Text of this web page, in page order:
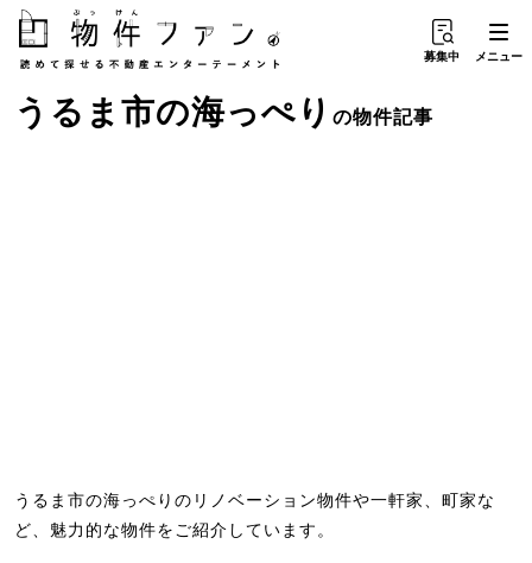
募集中 メニュー
うるま市の海っぺり の物件記事
うるま市の海っぺりのリノベーション物件や一軒家、町家な
ど、魅力的な物件をご紹介しています。